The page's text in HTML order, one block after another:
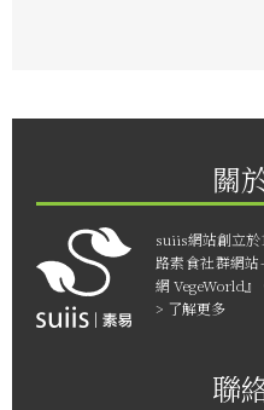
關
suiis網站創立於
路素食社群網
網 VegeWorld』
> 了解更多
聯